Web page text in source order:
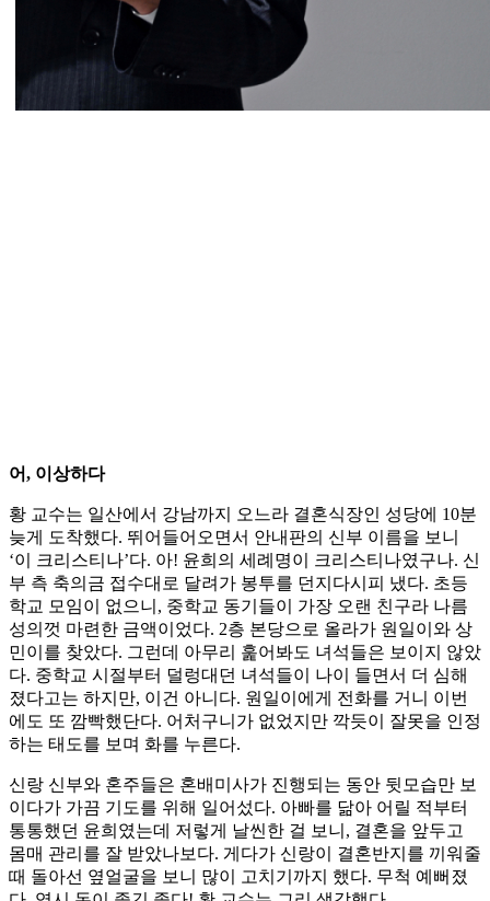
어, 이상하다
황 교수는 일산에서 강남까지 오느라 결혼식장인 성당에 10분
늦게 도착했다. 뛰어들어오면서 안내판의 신부 이름을 보니
‘이 크리스티나’다. 아! 윤희의 세례명이 크리스티나였구나. 신
부 측 축의금 접수대로 달려가 봉투를 던지다시피 냈다. 초등
학교 모임이 없으니, 중학교 동기들이 가장 오랜 친구라 나름
성의껏 마련한 금액이었다. 2층 본당으로 올라가 원일이와 상
민이를 찾았다. 그런데 아무리 훑어봐도 녀석들은 보이지 않았
다. 중학교 시절부터 덜렁대던 녀석들이 나이 들면서 더 심해
졌다고는 하지만, 이건 아니다. 원일이에게 전화를 거니 이번
에도 또 깜빡했단다. 어처구니가 없었지만 깍듯이 잘못을 인정
하는 태도를 보며 화를 누른다.
신랑 신부와 혼주들은 혼배미사가 진행되는 동안 뒷모습만 보
이다가 가끔 기도를 위해 일어섰다. 아빠를 닮아 어릴 적부터
통통했던 윤희였는데 저렇게 날씬한 걸 보니, 결혼을 앞두고
몸매 관리를 잘 받았나보다. 게다가 신랑이 결혼반지를 끼워줄
때 돌아선 옆얼굴을 보니 많이 고치기까지 했다. 무척 예뻐졌